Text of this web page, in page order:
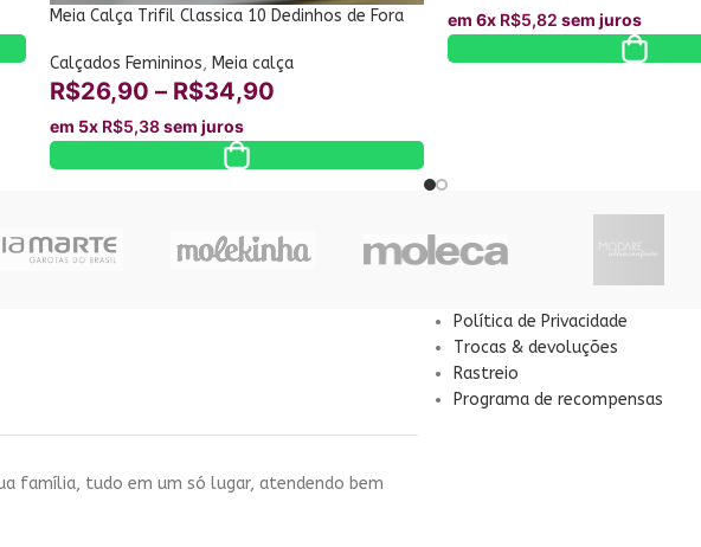
Meia Calça Trifil Classica 10 Dedinhos de Fora
Calçados Femininos, Meia calça
R$26,90 – R$34,90
em 5x R$5,38sem juros
em 6x R$5,82 sem juros
família, tudo em um só lugar, atendendo bem
Política de Privacidade
Trocas & devoluções
Rastreio
Programa de recompensas